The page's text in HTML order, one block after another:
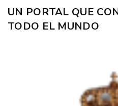
UN PORTAL QUE
TODO EL MUNDO